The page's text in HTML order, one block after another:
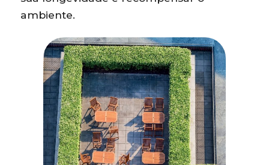
ambiente.